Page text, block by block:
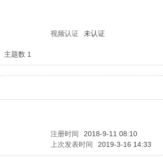
视频认证 未认证
主题数 1
注册时间 2018-9-11 08:10
上次发表时间 2019-3-16 14:33